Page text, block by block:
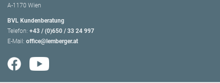
A-1170 Wien
BVL Kundenberatung
Telefon: +43 / (0)650 / 33 24 997
E-Mail: office@lemberger.at